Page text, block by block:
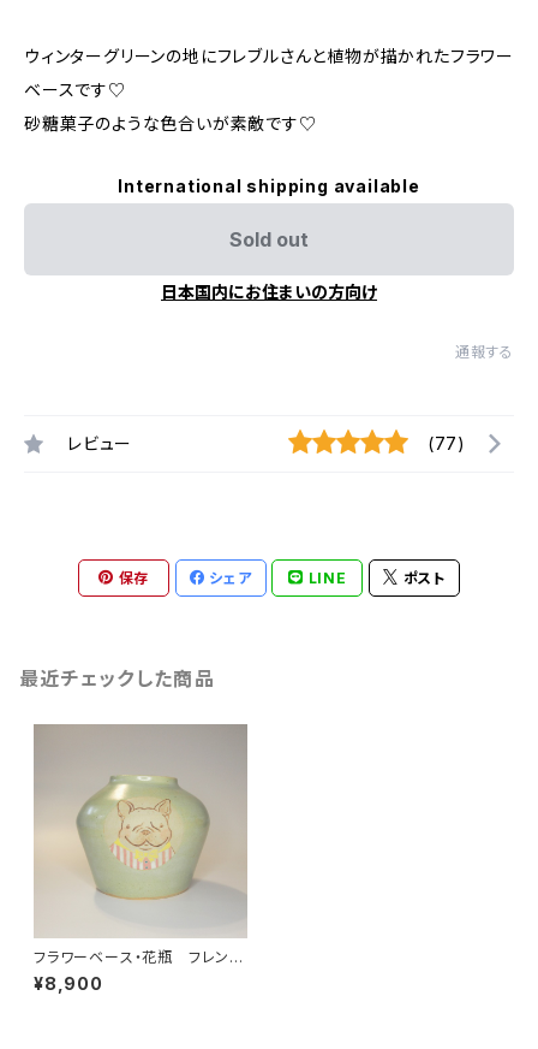
ウィンターグリーンの地にフレブルさんと植物が描かれたフラワー
ベースです♡
砂糖菓子のような色合いが素敵です♡
International shipping available
Sold out
日本国内にお住まいの方向け
通報する
レビュー (77)
保存 シェア LINE ポスト
最近チェックした商品
フラワーベース・花瓶 フレンチ
ブルドッグ ウィンターグリーン
¥8,900